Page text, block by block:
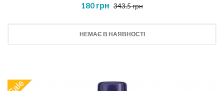
180 грн 343.5 грн
НЕМАЄ В НАЯВНОСТІ